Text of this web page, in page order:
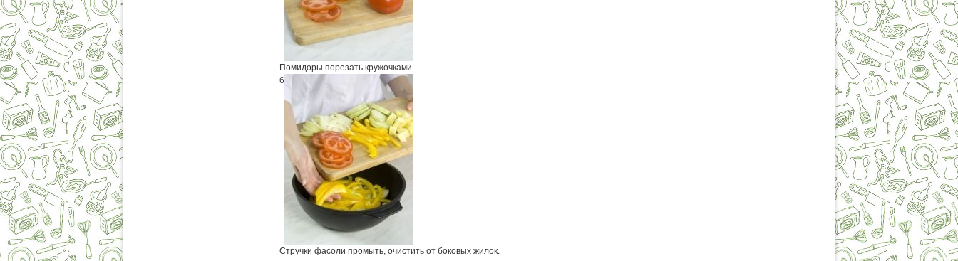
Помидоры порезать кружочками.
6
Стручки фасоли промыть, очистить от боковых жилок.